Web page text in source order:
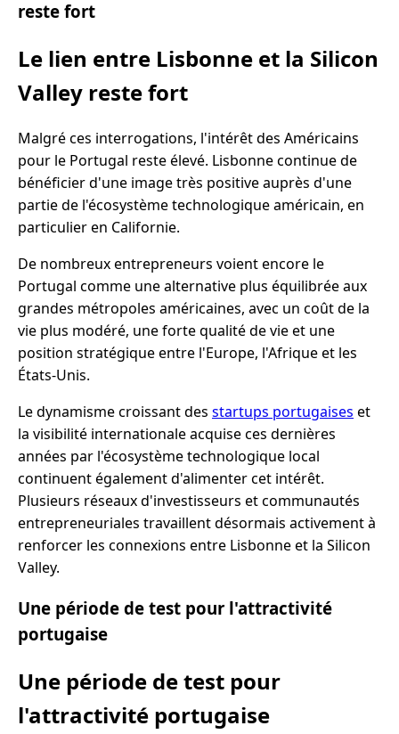
reste fort
Le lien entre Lisbonne et la Silicon
Valley reste fort
Malgré ces interrogations, l'intérêt des Américains
pour le Portugal reste élevé. Lisbonne continue de
bénéficier d'une image très positive auprès d'une
partie de l'écosystème technologique américain, en
particulier en Californie.
De nombreux entrepreneurs voient encore le
Portugal comme une alternative plus équilibrée aux
grandes métropoles américaines, avec un coût de la
vie plus modéré, une forte qualité de vie et une
position stratégique entre l'Europe, l'Afrique et les
États-Unis.
Le dynamisme croissant des startups portugaises et
la visibilité internationale acquise ces dernières
années par l'écosystème technologique local
continuent également d'alimenter cet intérêt.
Plusieurs réseaux d'investisseurs et communautés
entrepreneuriales travaillent désormais activement à
renforcer les connexions entre Lisbonne et la Silicon
Valley.
Une période de test pour l'attractivité
portugaise
Une période de test pour
l'attractivité portugaise